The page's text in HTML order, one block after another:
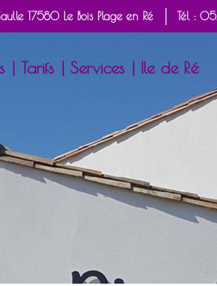
17580 Le Bois Plage en Ré Tél :
Tarifs Services Ile de Ré